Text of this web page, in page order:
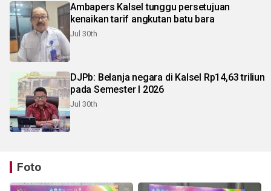
Ambapers Kalsel tunggu persetujuan
kenaikan tarif angkutan batu bara
Jul 30th
DJPb: Belanja negara di Kalsel Rp14,63 triliun
pada Semester I 2026
Jul 30th
Foto